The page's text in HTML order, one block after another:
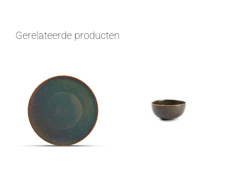
Gerelateerde producten